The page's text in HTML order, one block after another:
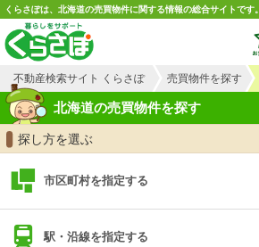
くらさぽは、北海道の売買物件に関する情報の総合サイトです。
不動産検索サイト くらさぽ 売買物件を探す
北海道の売買物件を探す
探し方を選ぶ
市区町村を指定する
駅・沿線を指定する